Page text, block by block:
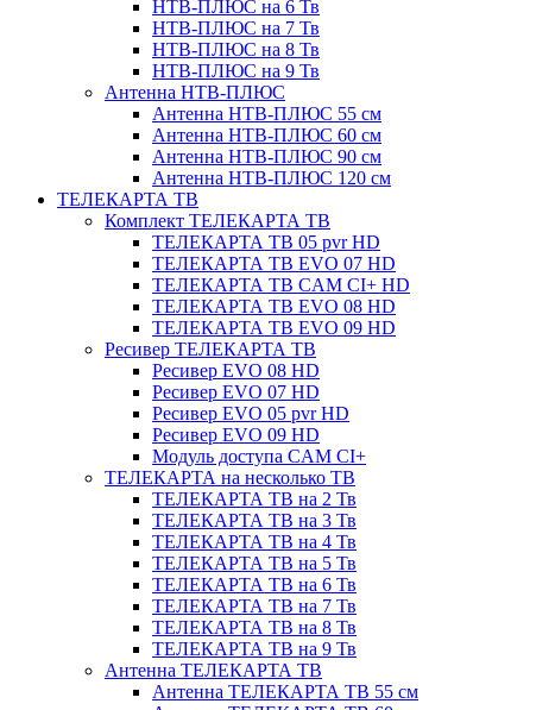
НТВ-ПЛЮС на 6 Тв
НТВ-ПЛЮС на 7 Тв
НТВ-ПЛЮС на 8 Тв
НТВ-ПЛЮС на 9 Тв
Антенна НТВ-ПЛЮС
Антенна НТВ-ПЛЮС 55 см
Антенна НТВ-ПЛЮС 60 см
Антенна НТВ-ПЛЮС 90 см
Антенна НТВ-ПЛЮС 120 см
ТЕЛЕКАРТА ТВ
Комплект ТЕЛЕКАРТА ТВ
ТЕЛЕКАРТА ТВ 05 pvr HD
ТЕЛЕКАРТА ТВ EVO 07 HD
ТЕЛЕКАРТА ТВ CAM CI+ HD
ТЕЛЕКАРТА ТВ EVO 08 HD
ТЕЛЕКАРТА ТВ EVO 09 HD
Ресивер ТЕЛЕКАРТА ТВ
Ресивер EVO 08 HD
Ресивер EVO 07 HD
Ресивер EVO 05 pvr HD
Ресивер EVO 09 HD
Модуль доступа CAM CI+
ТЕЛЕКАРТА на несколько ТВ
ТЕЛЕКАРТА ТВ на 2 Тв
ТЕЛЕКАРТА ТВ на 3 Тв
ТЕЛЕКАРТА ТВ на 4 Тв
ТЕЛЕКАРТА ТВ на 5 Тв
ТЕЛЕКАРТА ТВ на 6 Тв
ТЕЛЕКАРТА ТВ на 7 Тв
ТЕЛЕКАРТА ТВ на 8 Тв
ТЕЛЕКАРТА ТВ на 9 Тв
Антенна ТЕЛЕКАРТА ТВ
Антенна ТЕЛЕКАРТА ТВ 55 см